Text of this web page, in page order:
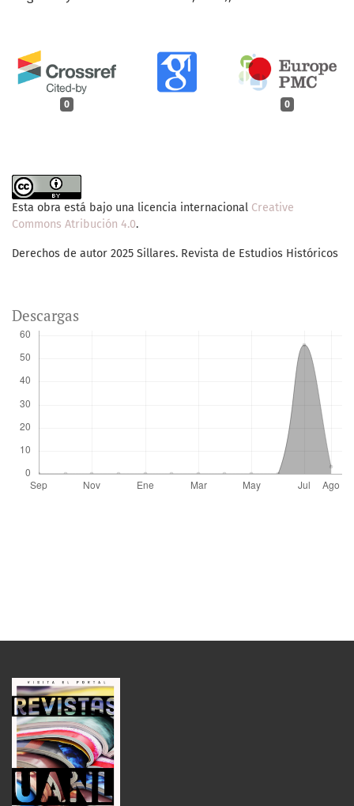
0 0
Esta obra está bajo una licencia internacional Creative
Commons Atribución 4.0.
Derechos de autor 2025 Sillares. Revista de Estudios Históricos
Descargas